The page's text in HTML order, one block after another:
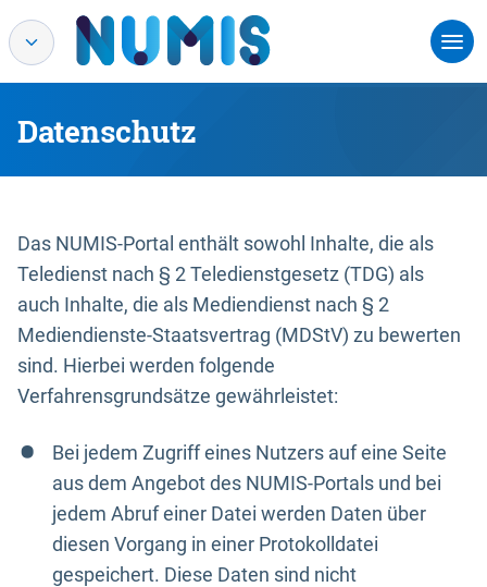
Datenschutz
Das NUMIS-Portal enthält sowohl Inhalte, die als
Teledienst nach § 2 Teledienstgesetz (TDG) als
auch Inhalte, die als Mediendienst nach § 2
Mediendienste-Staatsvertrag (MDStV) zu bewerten
sind. Hierbei werden folgende
Verfahrensgrundsätze gewährleistet:
Bei jedem Zugriff eines Nutzers auf eine Seite
aus dem Angebot des NUMIS-Portals und bei
jedem Abruf einer Datei werden Daten über
diesen Vorgang in einer Protokolldatei
gespeichert. Diese Daten sind nicht